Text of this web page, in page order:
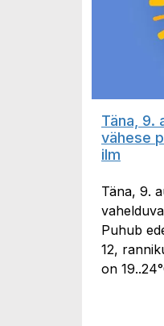
Täna, 9.
vähese
ilm
Täna, 9.
Puhub
12,
on